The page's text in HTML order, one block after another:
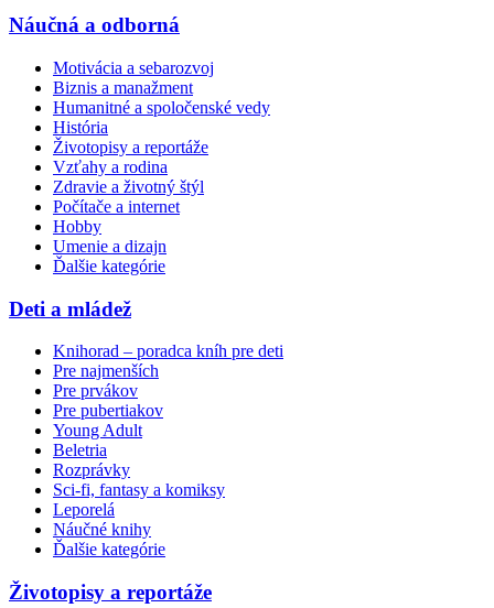
Náučná a odborná
Motivácia a sebarozvoj
Biznis a manažment
Humanitné a spoločenské vedy
História
Životopisy a reportáže
Vzťahy a rodina
Zdravie a životný štýl
Počítače a internet
Hobby
Umenie a dizajn
Ďalšie kategórie
Deti a mládež
Knihorad – poradca kníh pre deti
Pre najmenších
Pre prvákov
Pre pubertiakov
Young Adult
Beletria
Rozprávky
Sci-fi, fantasy a komiksy
Leporelá
Náučné knihy
Ďalšie kategórie
Životopisy a reportáže